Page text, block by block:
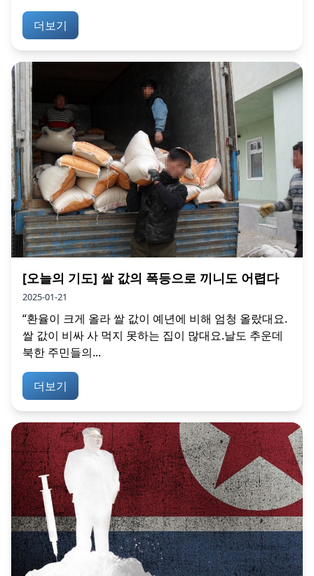
더보기
[오늘의 기도] 쌀 값의 폭등으로 끼니도 어렵다
2025-01-21
“환율이 크게 올라 쌀 값이 예년에 비해 엄청 올랐대요.
쌀 값이 비싸 사 먹지 못하는 집이 많대요.날도 추운데
북한 주민들의...
더보기